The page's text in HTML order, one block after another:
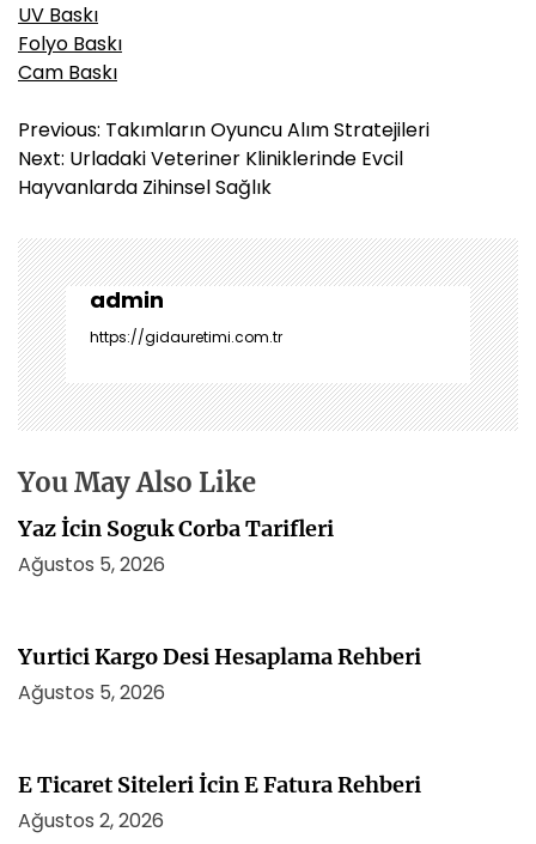
UV Baskı
Folyo Baskı
Cam Baskı
Y
a
z
g
e
z
i
n
m
e
i
Previous: Takımların Oyuncu Alım Stratejileri
Next: Urladaki Veteriner Kliniklerinde Evcil
Hayvanlarda Zihinsel Sağlık
admin
https://gidauretimi.com.tr
You May Also Like
Yaz İcin Soguk Corba Tarifleri
Ağustos 5, 2026
Yurtici Kargo Desi Hesaplama Rehberi
Ağustos 5, 2026
E Ticaret Siteleri İcin E Fatura Rehberi
Ağustos 2, 2026